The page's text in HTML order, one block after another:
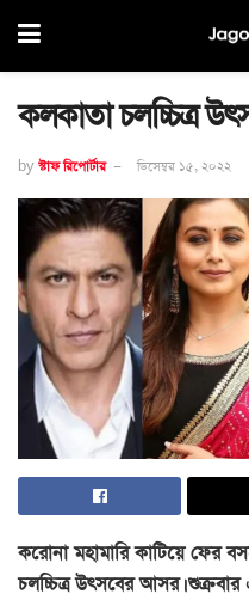
কলকাতা চলচ্চিত্র
by স্টাফ রিপোর্টার ডিসেম্বর ১৫, ২০২২
করোনা মহামারি কাটিয়ে ফের
চলচ্চিত্র উৎসবের আসর।